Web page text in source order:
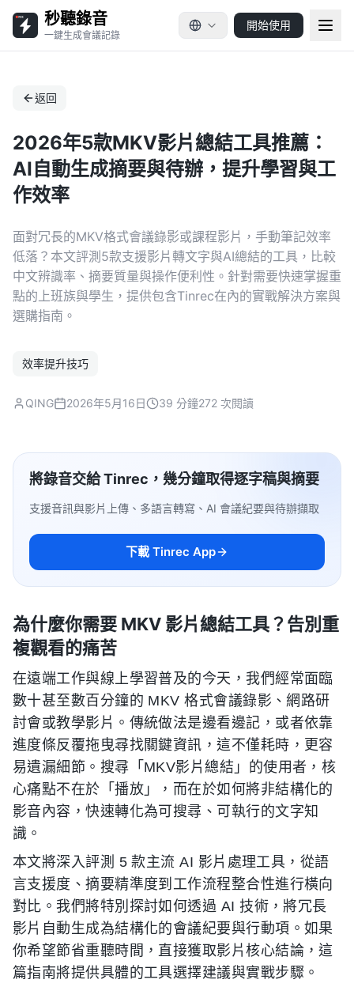
秒聽錄音
一鍵生成會議記錄
開始使用
返回
2026年5款MKV影片總結工具推薦：
AI自動生成摘要與待辦，提升學習與工
作效率
面對冗長的MKV格式會議錄影或課程影片，手動筆記效率
低落？本文評測5款支援影片轉文字與AI總結的工具，比較
中文辨識率、摘要質量與操作便利性。針對需要快速掌握重
點的上班族與學生，提供包含Tinrec在內的實戰解決方案與
選購指南。
效率提升技巧
QING 2026年5月16日 39 分鐘272 次閱讀
將錄音交給 Tinrec，幾分鐘取得逐字稿與摘要
支援音訊與影片上傳、多語言轉寫、AI 會議紀要與待辦擷取
下載 Tinrec App
為什麼你需要 MKV 影片總結工具？告別重
複觀看的痛苦
在遠端工作與線上學習普及的今天，我們經常面臨
數十甚至數百分鐘的 MKV 格式會議錄影、網路研
討會或教學影片。傳統做法是邊看邊記，或者依靠
進度條反覆拖曳尋找關鍵資訊，這不僅耗時，更容
易遺漏細節。搜尋「MKV影片總結」的使用者，核
心痛點不在於「播放」，而在於如何將非結構化的
影音內容，快速轉化為可搜尋、可執行的文字知
識。
本文將深入評測 5 款主流 AI 影片處理工具，從語
言支援度、摘要精準度到工作流程整合性進行橫向
對比。我們將特別探討如何透過 AI 技術，將冗長
影片自動生成為結構化的會議紀要與行動項。如果
你希望節省重聽時間，直接獲取影片核心結論，這
篇指南將提供具體的工具選擇建議與實戰步驟。